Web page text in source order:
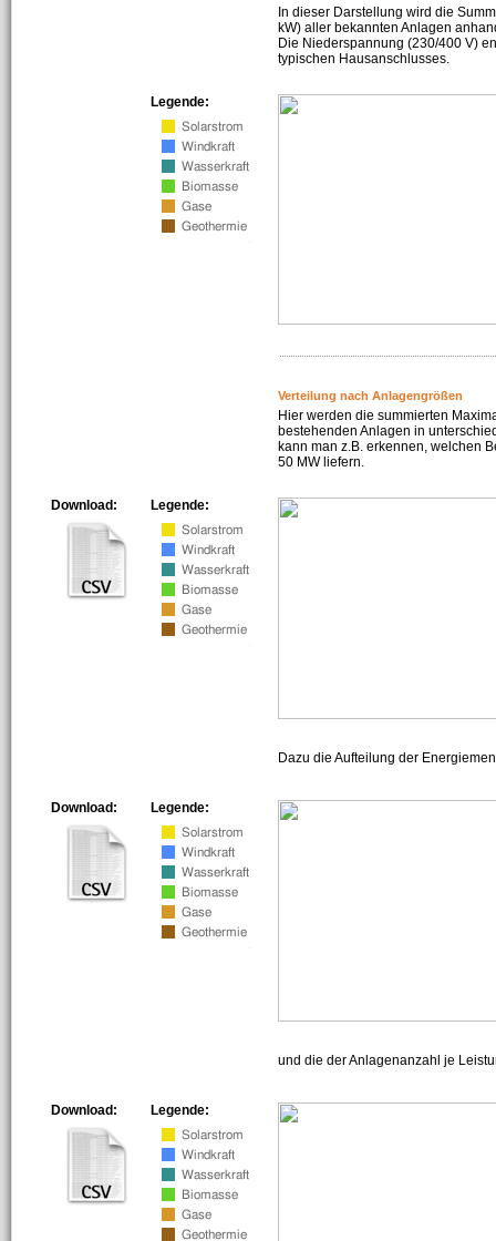
In dieser Darstellung wird die
kW) aller bekannten Anlagen
Die Niederspannung (230/400 V)
typischen Hausanschlusses.
Legende:
Verteilung nach Anlagengrößen
Hier werden die summierten
bestehenden Anlagen in
kann man z.B. erkennen, welchen
50 MW liefern.
Legende:
Download:
Dazu die Aufteilung der
Legende:
Download:
und die der Anlagenanzahl je
Legende:
Download: